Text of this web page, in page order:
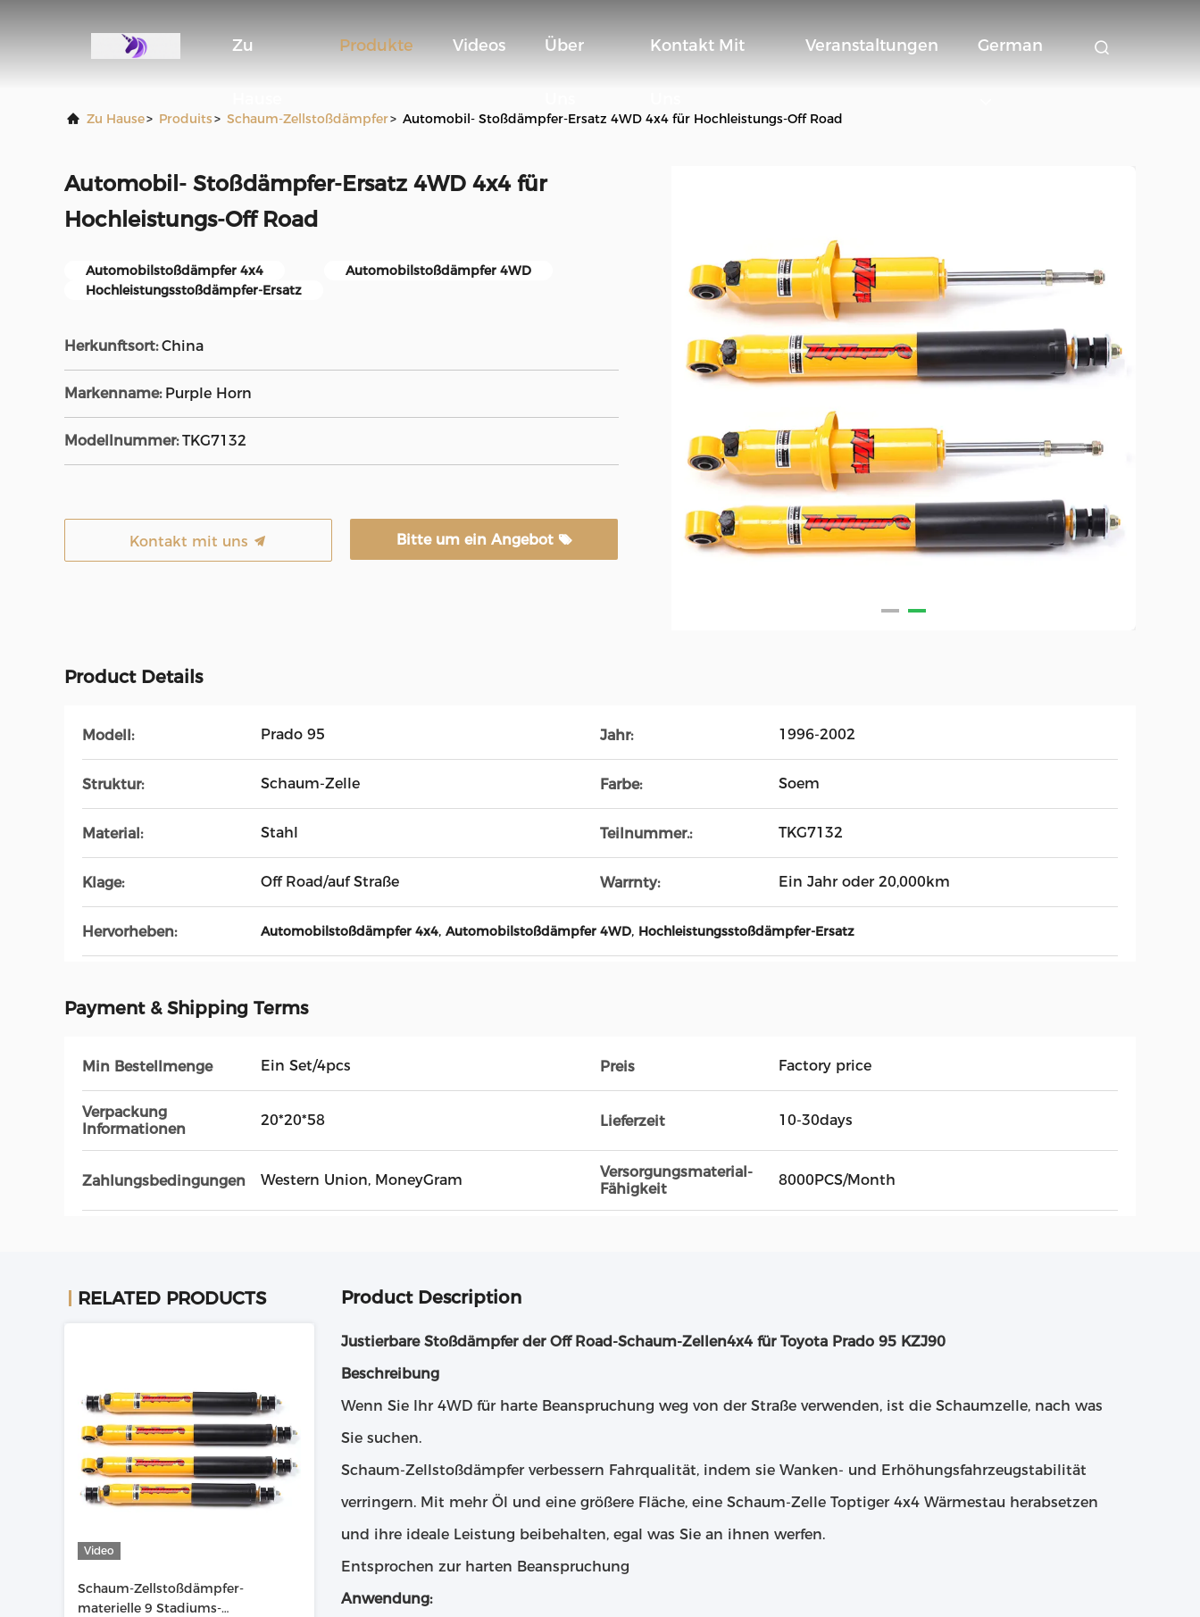
Zu Produkte Videos Über Kontakt Mit Veranstaltungen German
Zu Hause> Produits> Schaum-Zellstoßdämpfer> Automobil- Stoßdämpfer-Ersatz 4WD 4x4 für Hochleistungs-Off Road
Automobil- Stoßdämpfer-Ersatz 4WD 4x4 für
Hochleistungs-Off Road
Automobilstoßdämpfer 4x4
Automobilstoßdämpfer 4WD
Hochleistungsstoßdämpfer-Ersatz
Herkunftsort: China
Markenname: Purple Horn
Modellnummer: TKG7132
Kontakt mit uns Bitte um ein Angebot
Product Details
Modell: Prado 95 Jahr: 1996-2002
Struktur: Schaum-Zelle Farbe: Soem
Material: Stahl Teilnummer.: TKG7132
Klage: Off Road/auf Straße Warrnty: Ein Jahr oder 20,000km
Hervorheben: Automobilstoßdämpfer 4x4, Automobilstoßdämpfer 4WD, Hochleistungsstoßdämpfer-Ersatz
Payment & Shipping Terms
Min Bestellmenge Ein Set/4pcs Preis Factory price
Verpackung
Informationen
20*20*58 Lieferzeit 10-30days
Zahlungsbedingungen Western Union, MoneyGram
Versorgungsmaterial-
Fähigkeit
8000PCS/Month
RELATED PRODUCTS
Video
Schaum-Zellstoßdämpfer-
materielle 9 Stadiums-
Product Description
Justierbare Stoßdämpfer der Off Road-Schaum-Zellen4x4 für Toyota Prado 95 KZJ90
Beschreibung
Wenn Sie Ihr 4WD für harte Beanspruchung weg von der Straße verwenden, ist die Schaumzelle, nach was
Sie suchen.
Schaum-Zellstoßdämpfer verbessern Fahrqualität, indem sie Wanken- und Erhöhungsfahrzeugstabilität
verringern. Mit mehr Öl und eine größere Fläche, eine Schaum-Zelle Toptiger 4x4 Wärmestau herabsetzen
und ihre ideale Leistung beibehalten, egal was Sie an ihnen werfen.
Entsprochen zur harten Beanspruchung
Anwendung: